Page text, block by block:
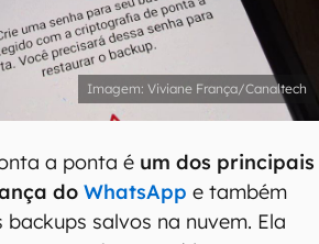
Viviane França/Canaltech
a ponta é um dos principais
doWhatsApp e também
salvos na nuvem. Ela